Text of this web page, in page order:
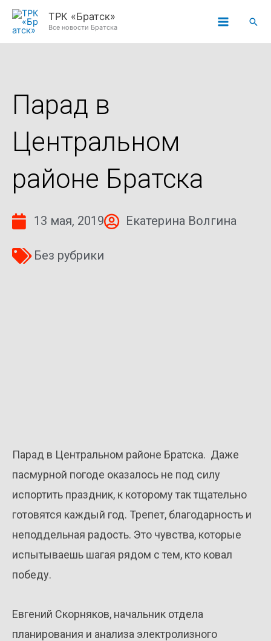
Перейти
ТРК «Братск»
Все новости Братска
Парад в
Центральном
районе Братска
13 мая, 2019 Екатерина Волгина
Без рубрики
Парад в Центральном районе Братска. Даже
пасмурной погоде оказалось не под силу
испортить праздник, к которому так тщательно
готовятся каждый год. Трепет, благодарность и
неподдельная радость. Это чувства, которые
испытываешь шагая рядом с тем, кто ковал
победу.
Евгений Скорняков, начальник отдела
планирования и анализа электролизного